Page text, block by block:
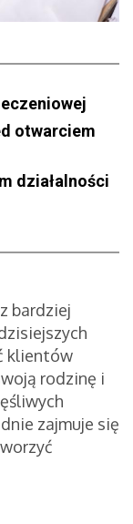
otwarciem
działalności
bardziej
klientów
rodzinę i
zajmuje się